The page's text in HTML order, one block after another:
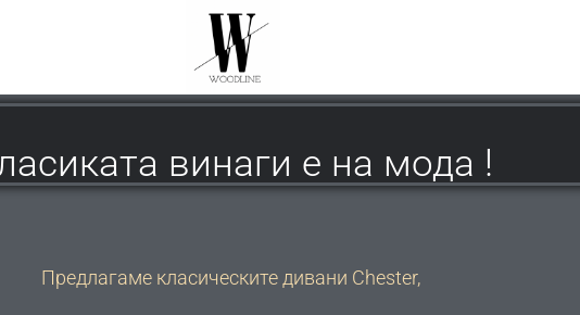
винаги е на мода !
Предлагаме класическите дивани Chester,